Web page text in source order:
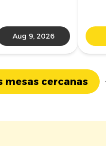
Aug 9, 2026
mesas cercanas